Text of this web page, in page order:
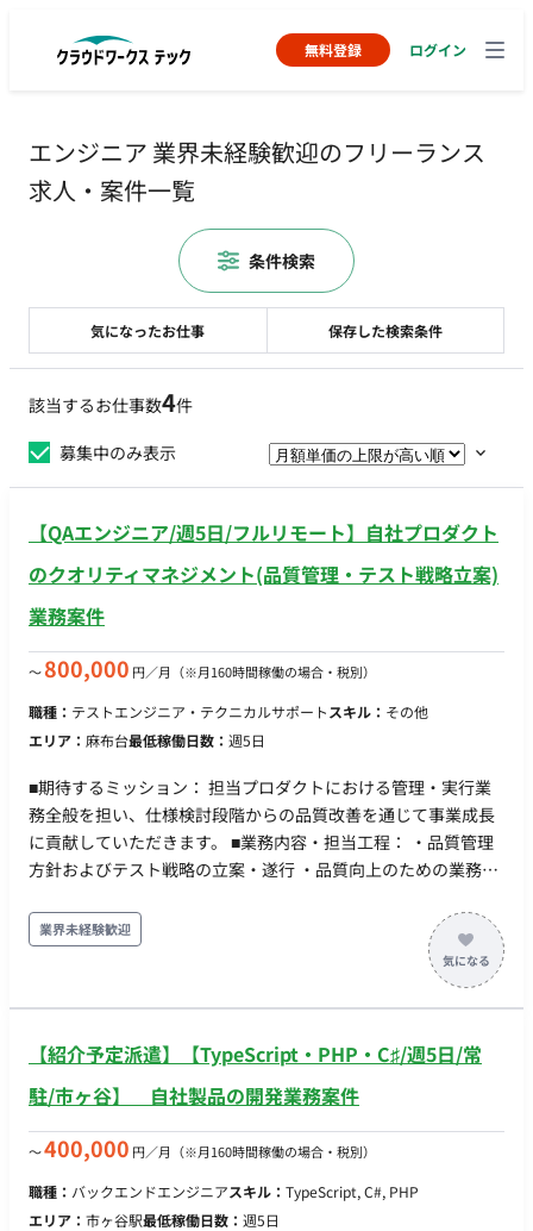
無料登録 ログイン
エンジニア 業界未経験歓迎のフリーランス
求人・案件一覧
該当するお仕事数4件
募集中のみ表示
【QAエンジニア/週5日/フルリモート】自社プロダクト
のクオリティマネジメント(品質管理・テスト戦略立案)
業務案件
〜800,000 円／月 （※月160時間稼働の場合・税別）
職種： テストエンジニア・テクニカルサポートスキル： その他
エリア： 麻布台最低稼働日数： 週5日
■期待するミッション： 担当プロダクトにおける管理・実行業
務全般を担い、仕様検討段階からの品質改善を通じて事業成長
に貢献していただきます。 ■業務内容・担当工程： ・品質管理
方針およびテスト戦略の立案・遂行 ・品質向上のための業務フ
等）との調整およびコミュニケーション ・検証ベンダーとのコ
ミュニケーション ・仕様の早期レビュー（シフトレフト）への
業界未経験歓迎
【紹介予定派遣】【TypeScript・PHP・C♯/週5日/常
駐/市ヶ谷】 自社製品の開発業務案件
〜400,000 円／月 （※月160時間稼働の場合・税別）
職種： バックエンドエンジニアスキル： TypeScript, C#, PHP
エリア： 市ヶ谷駅最低稼働日数： 週5日
気になったお仕事 保存した検索条件
条件検索